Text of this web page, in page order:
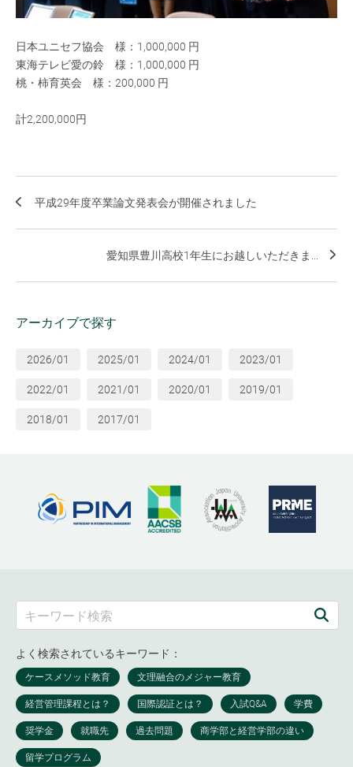
日本ユニセフ協会 様：1,000,000 円
東海テレビ愛の鈴 様：1,000,000 円
桃・柿育英会 様：200,000 円
計2,200,000円
平成29年度卒業論文発表会が開催されました
愛知県豊川高校1年生にお越しいただきま...
アーカイブで探す
2026/01 2025/01 2024/01 2023/01
2022/01 2021/01 2020/01 2019/01
2018/01 2017/01
よく検索されているキーワード：